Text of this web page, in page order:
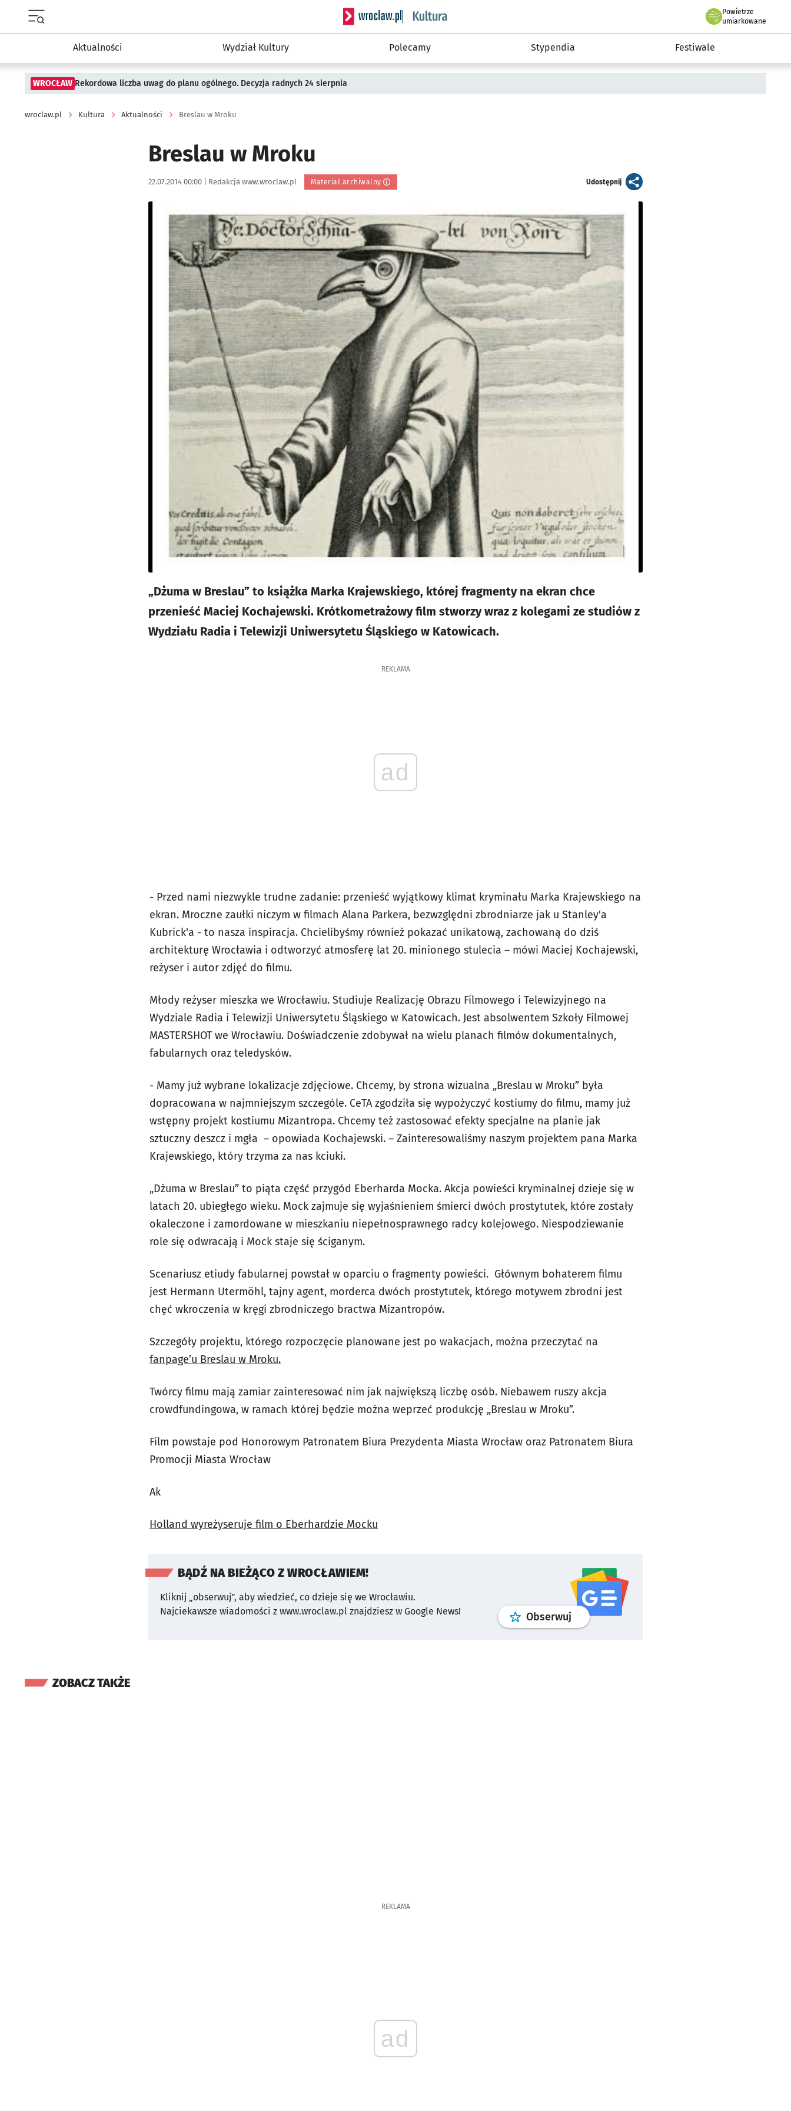
Serwis informacyjny wroclaw.pl podserwis: Kultura
Powietrze
we Wrocławiu
umiarkowane
Aktualności Wydział Kultury Polecamy Stypendia Festiwale
WROCŁAW Rekordowa liczba uwag do planu ogólnego. Decyzja radnych 24 sierpnia
wroclaw.pl Kultura Aktualności Breslau w Mroku
Breslau w Mroku
Data publikacji:
22.07.2014 00:00 | Autor:
Redakcja www.wroclaw.pl Materiał archiwalny Udostępnijartykuł
„Dżuma w Breslau” to książka Marka Krajewskiego, której fragmenty na ekran chce
przenieść Maciej Kochajewski. Krótkometrażowy film stworzy wraz z kolegami ze studiów z
Wydziału Radia i Telewizji Uniwersytetu Śląskiego w Katowicach.
REKLAMA
ad
- Przed nami niezwykle trudne zadanie: przenieść wyjątkowy klimat kryminału Marka Krajewskiego na
ekran. Mroczne zaułki niczym w filmach Alana Parkera, bezwzględni zbrodniarze jak u Stanley'a
Kubrick'a - to nasza inspiracja. Chcielibyśmy również pokazać unikatową, zachowaną do dziś
architekturę Wrocławia i odtworzyć atmosferę lat 20. minionego stulecia – mówi Maciej Kochajewski,
reżyser i autor zdjęć do filmu.
Młody reżyser mieszka we Wrocławiu. Studiuje Realizację Obrazu Filmowego i Telewizyjnego na
Wydziale Radia i Telewizji Uniwersytetu Śląskiego w Katowicach. Jest absolwentem Szkoły Filmowej
MASTERSHOT we Wrocławiu. Doświadczenie zdobywał na wielu planach filmów dokumentalnych,
fabularnych oraz teledysków.
- Mamy już wybrane lokalizacje zdjęciowe. Chcemy, by strona wizualna „Breslau w Mroku” była
dopracowana w najmniejszym szczególe. CeTA zgodziła się wypożyczyć kostiumy do filmu, mamy już
wstępny projekt kostiumu Mizantropa. Chcemy też zastosować efekty specjalne na planie jak
sztuczny deszcz i mgła – opowiada Kochajewski. – Zainteresowaliśmy naszym projektem pana Marka
Krajewskiego, który trzyma za nas kciuki.
„Dżuma w Breslau” to piąta część przygód Eberharda Mocka. Akcja powieści kryminalnej dzieje się w
latach 20. ubiegłego wieku. Mock zajmuje się wyjaśnieniem śmierci dwóch prostytutek, które zostały
okaleczone i zamordowane w mieszkaniu niepełnosprawnego radcy kolejowego. Niespodziewanie
role się odwracają i Mock staje się ściganym.
Scenariusz etiudy fabularnej powstał w oparciu o fragmenty powieści. Głównym bohaterem filmu
jest Hermann Utermöhl, tajny agent, morderca dwóch prostytutek, którego motywem zbrodni jest
chęć wkroczenia w kręgi zbrodniczego bractwa Mizantropów.
Szczegóły projektu, którego rozpoczęcie planowane jest po wakacjach, można przeczytać na
fanpage’u Breslau w Mroku.
Twórcy filmu mają zamiar zainteresować nim jak największą liczbę osób. Niebawem ruszy akcja
crowdfundingowa, w ramach której będzie można weprzeć produkcję „Breslau w Mroku”.
Film powstaje pod Honorowym Patronatem Biura Prezydenta Miasta Wrocław oraz Patronatem Biura
Promocji Miasta Wrocław
Ak
Holland wyreżyseruje film o Eberhardzie Mocku
BĄDŹ NA BIEŻĄCO Z WROCŁAWIEM!
Kliknij „obserwuj”, aby wiedzieć, co dzieje się we Wrocławiu.
Najciekawsze wiadomości z www.wroclaw.pl znajdziesz w Google News!
Obserwuj profilgoogle news
ZOBACZ TAKŻE
REKLAMA
ad